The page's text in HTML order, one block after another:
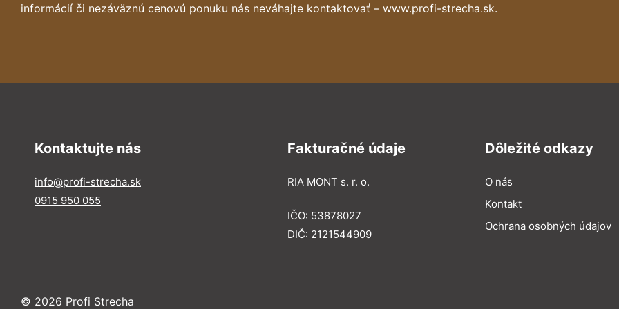
informácií či nezáväznú cenovú ponuku nás neváhajte kontaktovať – www.profi-strecha.sk.
Kontaktujte nás
info@profi-strecha.sk
0915 950 055
Fakturačné údaje
RIA MONT s. r. o.
IČO: 53878027
DIČ: 2121544909
Dôležité odkazy
O nás
Kontakt
Ochrana osobných údajov
© 2026 Profi Strecha